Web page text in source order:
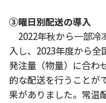
③曜日別配送の導入
2022年秋から一部冷
入し、2023年度から全
発注量（物量）に合わ
的な配送を行うことが
果がありました。常温